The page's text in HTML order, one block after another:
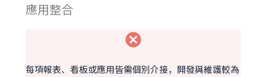
應用整合
每項報表、看板或應用皆需個別介接，開發與維護較為